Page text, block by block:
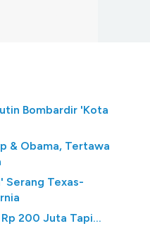
Bombardir 'Kota
& Obama, Tertawa
Serang Texas-
200 Juta Tapi...